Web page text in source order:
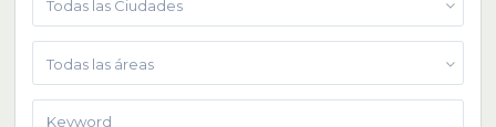
Todas las Ciudades
Todas las áreas